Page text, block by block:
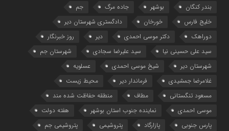
بندر کنگان
بوشهر جاده مرگ
جم
خلیج فارس
خورخان
دادگستری شهرستان دیر
دوراهک
دکتر موسی احمدی دیر
روز خبرنگار
سید علی حسینی نیا
سید علیرضا سجادی
شهرستان جم
شهرستان دیر
شیخ موسی احمدی
عسلویه
غلامرضا جمشیدی
فرماندار دیر
محیط زیست
مسعود تنگستانی
مطاف
منطقه حفاظت شده مند
موسی احمدی
نماینده جنوب استان بوشهر
هفته دولت
پارس جنوبی
پازارگاد پتروشیمی
پتروشیمی جم